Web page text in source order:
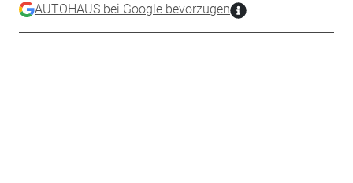
AUTOHAUS bei Google bevorzugen